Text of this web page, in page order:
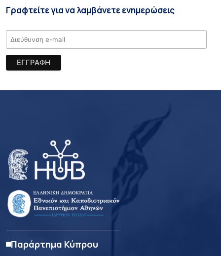
Γραφτείτε για να λαμβάνετε ενημερώσεις
Παράρτημα Κύπρου